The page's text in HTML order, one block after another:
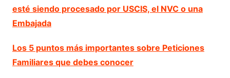
esté siendo procesado por USCIS, el NVC o una
Embajada
Los 5 puntos más importantes sobre Peticiones
Familiares que debes conocer